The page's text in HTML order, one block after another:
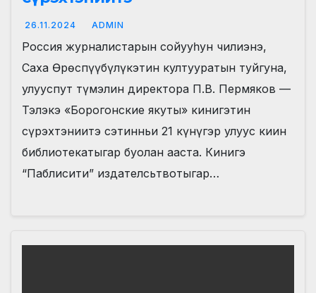
26.11.2024 ADMIN
Россия журналистарын сойууһун чилиэнэ,
Саха Өрөспүүбүлүкэтин култууратын туйгуна,
улууспут түмэлин директора П.В. Пермяков —
Тэлэкэ «Борогонские якуты» кинигэтин
сүрэхтэниитэ сэтинньи 21 күнүгэр улуус киин
библиотекатыгар буолан ааста. Кинигэ
“Паблисити” издателсьтвотыгар…